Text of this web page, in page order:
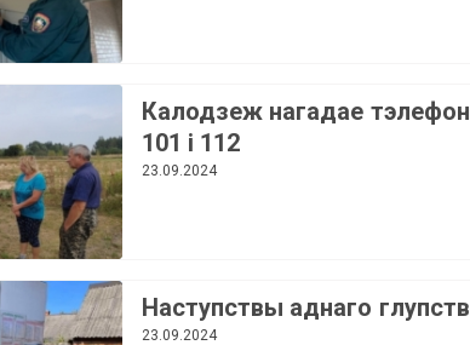
надзвычайных сітуацый, а
часам і іх ахвярамі
Калодзеж нагадае тэлефон
101 і 112
23.09.2024
Наступствы аднаго
23.09.2024